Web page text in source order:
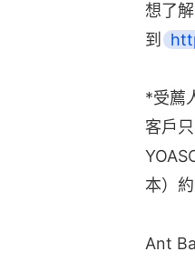
想了
到
*受薦
客戶
本）約
Ant